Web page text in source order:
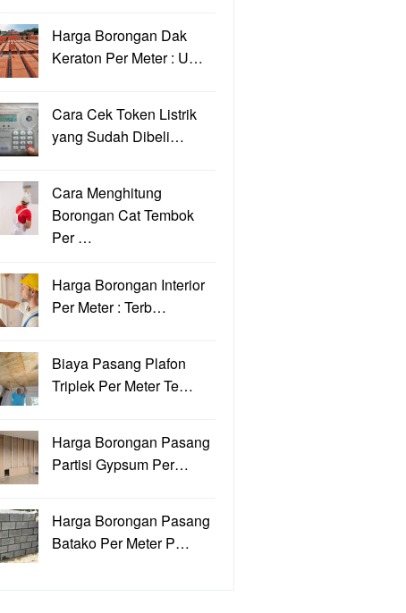
Harga Borongan Dak
Keraton Per Meter : U…
Cara Cek Token Listrik
yang Sudah Dibeli…
Cara Menghitung
Borongan Cat Tembok
Per …
Harga Borongan Interior
Per Meter : Terb…
Biaya Pasang Plafon
Triplek Per Meter Te…
Harga Borongan Pasang
Partisi Gypsum Per…
Harga Borongan Pasang
Batako Per Meter P…